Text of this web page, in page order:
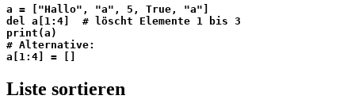
a = ["Hallo", "a", 5, True, "a"]
del a[1:4]  # löscht Elemente 1 bis 3
print(a)
# Alternative:
a[1:4] = []
Liste sortieren